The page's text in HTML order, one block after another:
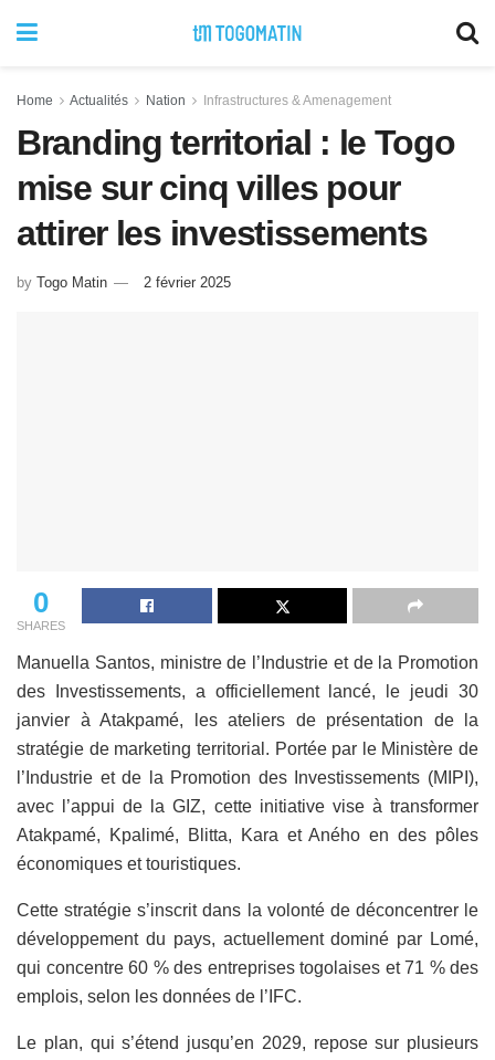
Home Actualités Nation Infrastructures & Amenagement
Branding territorial : le Togo
mise sur cinq villes pour
attirer les investissements
by Togo Matin 2 février 2025
0
SHARES
Manuella Santos, ministre de l’Industrie et de la Promotion
des Investissements, a officiellement lancé, le jeudi 30
janvier à Atakpamé, les ateliers de présentation de la
stratégie de marketing territorial. Portée par le Ministère de
l’Industrie et de la Promotion des Investissements (MIPI),
avec l’appui de la GIZ, cette initiative vise à transformer
Atakpamé, Kpalimé, Blitta, Kara et Aného en des pôles
économiques et touristiques.
Cette stratégie s’inscrit dans la volonté de déconcentrer le
développement du pays, actuellement dominé par Lomé,
qui concentre 60 % des entreprises togolaises et 71 % des
emplois, selon les données de l’IFC.
Le plan, qui s’étend jusqu’en 2029, repose sur plusieurs